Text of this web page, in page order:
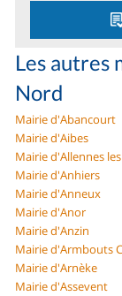
Les autres
Nord
Mairie d'Abancourt
Mairie d'Aibes
Mairie d'Allennes
Mairie d'Anhiers
Mairie d'Anneux
Mairie d'Anor
Mairie d'Anzin
Mairie d'Armbouts
Mairie d'Arnèke
Mairie d'Assevent